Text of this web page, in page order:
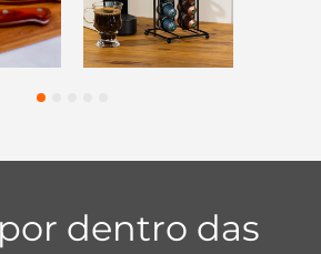
45
dentro das